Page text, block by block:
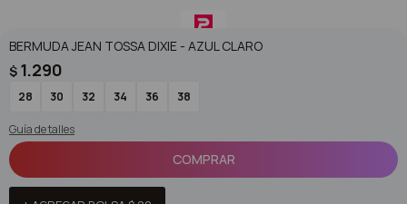
BERMUDA JEAN TOSSA DIXIE - AZUL CLARO
$ 1.290
28 30 32 34 36 38
Guía de talles
COMPRAR
© Copyright 2026 / Superoutlet / FORTER S.A Rut 213720560017